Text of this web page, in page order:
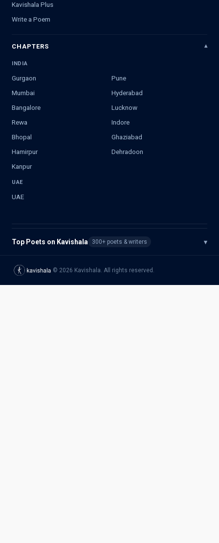
Kavishala Plus
Write a Poem
CHAPTERS
INDIA
Gurgaon
Pune
Mumbai
Hyderabad
Bangalore
Lucknow
Rewa
Indore
Bhopal
Ghaziabad
Hamirpur
Dehradoon
Kanpur
UAE
UAE
Top Poets on Kavishala 300+ poets & writers ▾
© 2026 Kavishala. All rights reserved.